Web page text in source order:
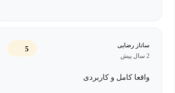
علاقه­‌مندان به برنامه‌­نویسی، دانشجویان و
ساناز رضایی
2 سال پیش
5
واقعا کامل و کاربردی